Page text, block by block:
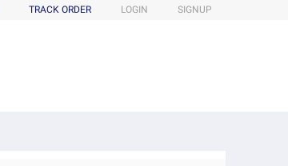
TRACK ORDER LOGIN SIGNUP